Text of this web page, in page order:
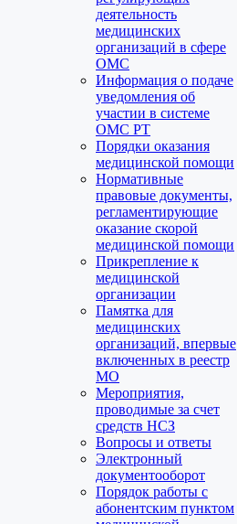
деятельность
медицинских
организаций в сфере
ОМС
Информация о подаче
уведомления об
участии в системе
ОМС РТ
Порядки оказания
медицинской помощи
Нормативные
правовые документы,
регламентирующие
оказание скорой
медицинской помощи
Прикрепление к
медицинской
организации
Памятка для
медицинских
организаций, впервые
включенных в реестр
МО
Мероприятия,
проводимые за счет
средств НСЗ
Вопросы и ответы
Электронный
документооборот
Порядок работы с
абонентским пунктом